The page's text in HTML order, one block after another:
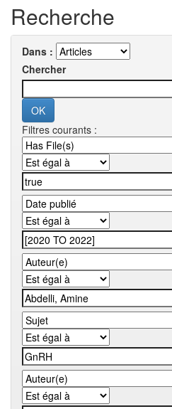
Recherche
Dans :
Chercher
Filtres courants :